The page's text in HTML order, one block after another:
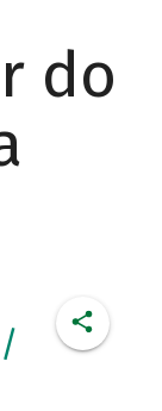
do